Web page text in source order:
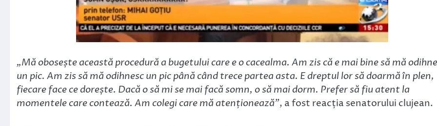
„Mă obosește această procedură a bugetului care e o cacealma. Am zis că e mai bine să mă
un pic. Am zis să mă odihnesc un pic până când trece partea asta. E dreptul lor să doarmă în plen,
fiecare face ce dorește. Dacă o să mi se mai facă somn, o să mai dorm. Prefer să fiu atent la
momentele care contează. Am colegi care mă atenționează”, a fost reacția senatorului clujean.